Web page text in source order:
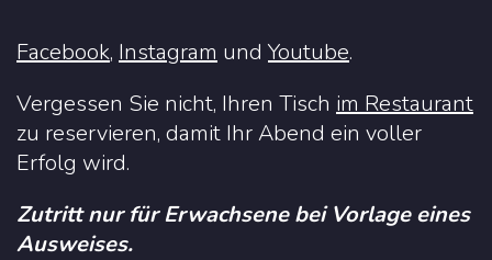
Facebook, Instagram und Youtube.
Vergessen Sie nicht, Ihren Tisch im Restaurant
zu reservieren, damit Ihr Abend ein voller
Erfolg wird.
Zutritt nur für Erwachsene bei Vorlage eines
Ausweises.